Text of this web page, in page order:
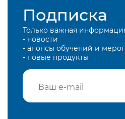
Подписка
Только важная
- новости
- анонсы обучений и
- новые продукты